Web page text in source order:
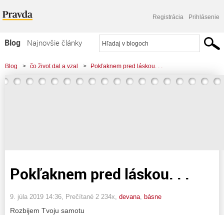
Registrácia Prihlásenie
Blog
Najnovšie články
Najčítanejšie články
Najkomentovanejšie články
Blog > čo život dal a vzal > Pokľaknem pred láskou. . .
Pokľaknem pred láskou. . .
9. júla 2019 14:36 , Prečítané 2 234x, devana básne
Rozbijem Tvoju samotu